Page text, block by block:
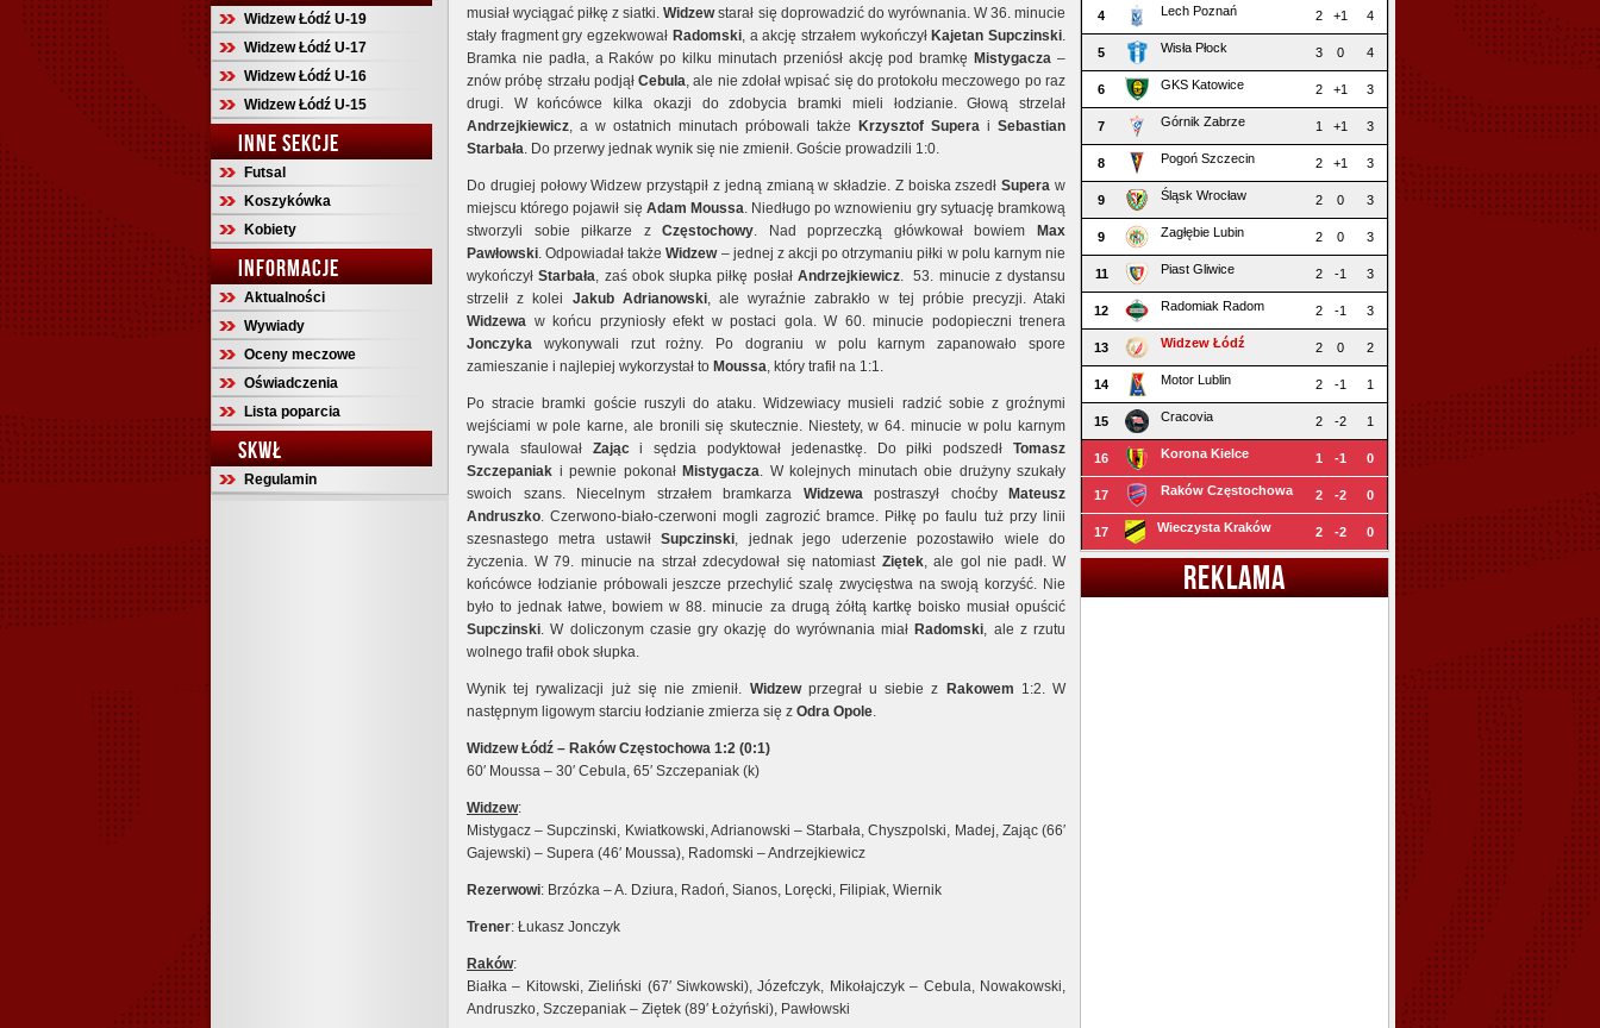
Widzew Łódź U-19
Widzew Łódź U-17
Widzew Łódź U-16
Widzew Łódź U-15
INNE SEKCJE
Futsal
Koszykówka
Kobiety
INFORMACJE
Aktualności
Wywiady
Oceny meczowe
Oświadczenia
Lista poparcia
SKWŁ
Regulamin
musiał wyciągać piłkę z siatki.Widzewstarał się doprowadzić do wyrównania. W 36. minucie
stały fragment gry egzekwował Radomski, a akcję strzałem wykończył Kajetan Supczinski.
Bramka nie padła, a Raków po kilku minutach przeniósł akcję pod bramkę Mistygacza –
znów próbę strzału podjąłCebula, ale nie zdołał wpisać się do protokołu meczowego po raz
drugi. W końcówce kilka okazji do zdobycia bramki mieli łodzianie. Głową strzelał
Andrzejkiewicz, a w ostatnich minutach próbowali także Krzysztof Supera i Sebastian
Starbała. Do przerwy jednak wynik się nie zmienił. Goście prowadzili 1:0.
Do drugiej połowy Widzew przystąpił z jedną zmianą w składzie. Z boiska zszedłSupera w
miejscu którego pojawił się Adam Moussa. Niedługo po wznowieniu gry sytuację bramkową
stworzyli sobie piłkarze zCzęstochowy. Nad poprzeczką główkował bowiem
Max
Pawłowski. Odpowiadał takżeWidzew– jednej z akcji po otrzymaniu piłki w polu karnym nie
wykończyłStarbała, zaś obok słupka piłkę posłał Andrzejkiewicz. 53. minucie z dystansu
strzelił z kolei Jakub Adrianowski, ale wyraźnie zabrakło w tej próbie precyzji. Ataki
Widzewa w końcu przyniosły efekt w postaci gola. W 60. minucie podopieczni trenera
Jonczyka wykonywali rzut rożny. Po dograniu w polu karnym zapanowało spore
zamieszanie i najlepiej wykorzystał to Moussa, który trafił na 1:1.
Po stracie bramki goście ruszyli do ataku. Widzewiacy musieli radzić sobie z groźnymi
wejściami w pole karne, ale bronili się skutecznie. Niestety, w 64. minucie w polu karnym
rywala sfaulował Zająci sędzia podyktował jedenastkę. Do piłki podszedłTomasz
Szczepaniak i pewnie pokonał Mistygacza. W kolejnych minutach obie drużyny szukały
swoich szans. Niecelnym strzałem bramkarza Widzewapostraszył choćby
Mateusz
Andruszko. Czerwono-biało-czerwoni mogli zagrozić bramce. Piłkę po faulu tuż przy linii
szesnastego metra ustawiłSupczinski, jednak jego uderzenie pozostawiło wiele do
życzenia. W 79. minucie na strzał zdecydował się natomiast Ziętek, ale gol nie padł. W
końcówce łodzianie próbowali jeszcze przechylić szalę zwycięstwa na swoją korzyść. Nie
było to jednak łatwe, bowiem w 88. minucie za drugą żółtą kartkę boisko musiał opuścić
Supczinski. W doliczonym czasie gry okazję do wyrównania miał Radomski, ale z rzutu
wolnego trafił obok słupka.
Wynik tej rywalizacji już się nie zmienił. Widzewprzegrał u siebie z Rakowem 1:2. W
następnym ligowym starciu łodzianie zmierza się z Odra Opole.
Widzew Łódź – Raków Częstochowa 1:2 (0:1)
60′ Moussa – 30′ Cebula, 65′ Szczepaniak (k)
Widzew:
Mistygacz – Supczinski, Kwiatkowski, Adrianowski – Starbała, Chyszpolski, Madej, Zając (66′
Gajewski) – Supera (46′ Moussa), Radomski – Andrzejkiewicz
Rezerwowi: Brzózka – A. Dziura, Radoń, Sianos, Loręcki, Filipiak, Wiernik
Trener: Łukasz Jonczyk
Raków:
Białka – Kitowski, Zieliński (67′ Siwkowski), Józefczyk, Mikołajczyk – Cebula, Nowakowski,
Andruszko, Szczepaniak – Ziętek (89′ Łożyński), Pawłowski
4 Lech Poznań 2 +1 4
5 Wisła Płock 3 0 4
6 GKS Katowice 2 +1 3
7 Górnik Zabrze 1 +1 3
8 Pogoń Szczecin 2 +1 3
9 Śląsk Wrocław 2 0 3
9 Zagłębie Lubin 2 0 3
11 Piast Gliwice 2 -1 3
12 Radomiak Radom 2 -1 3
13 Widzew Łódź 2 0 2
14 Motor Lublin 2 -1 1
15 Cracovia 2 -2 1
16 Korona Kielce 1 -1 0
17 Raków Częstochowa 2 -2 0
17 Wieczysta Kraków 2 -2 0
REKLAMA